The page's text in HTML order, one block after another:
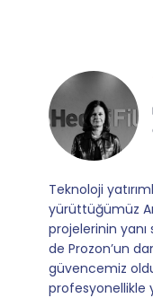
Mevzuata uyum,
sağladıkları
yürütüyoruz. İş
kılan ise; ihtiyaç
olmaları ve